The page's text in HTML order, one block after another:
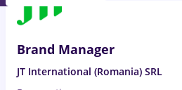
Brand Manager
JT International (Romania) SRL